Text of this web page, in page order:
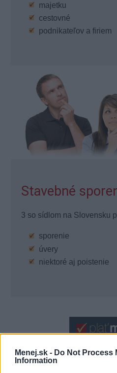
Menej.sk - Do Not Process
Information
majetku
cestovné
podnikateľov a firiem
Stavebné
3 so sídlom na Slovensku
sporenie
úvery
niektoré aj poistenie